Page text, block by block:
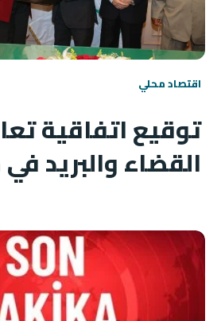
اقتصاد محلي
توقيع اتفاقية
القضاء والبريد